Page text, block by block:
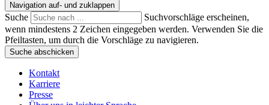
Navigation auf- und zuklappen
Suche
Suchvorschläge erscheinen,
wenn mindestens 2 Zeichen eingegeben werden. Verwenden Sie die
Pfeiltasten, um durch die Vorschläge zu navigieren.
Suche abschicken
Kontakt
Karriere
Presse